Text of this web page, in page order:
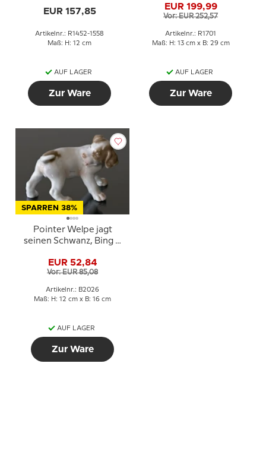
1558
EUR 157,85
Artikelnr.: R1452-1558
Maß: H: 12 cm
AUF LAGER
Zur Ware
EUR 199,99
Vor: EUR 252,57
Artikelnr.: R1701
Maß: H: 13 cm x B: 29 cm
AUF LAGER
Zur Ware
SPARREN 38%
Pointer Welpe jagt
seinen Schwanz, Bing &
2026 oder 444
EUR 52,84
Vor: EUR 85,08
Artikelnr.: B2026
Maß: H: 12 cm x B: 16 cm
AUF LAGER
Zur Ware